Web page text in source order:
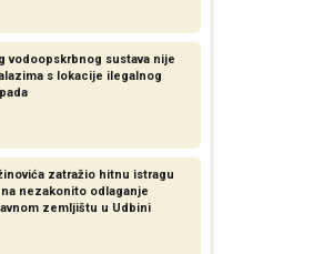
vodoopskrbnog sustava nije
s lokacije ilegalnog
zatražio hitnu istragu
nezakonito odlaganje
zemljištu u Udbini